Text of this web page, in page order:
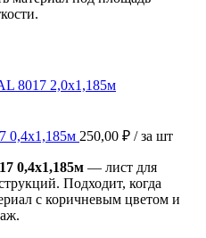
0,4х1,185м 250,00 ₽ / за шт
0,4х1,185м — лист для
Подходит, когда
с коричневым цветом и